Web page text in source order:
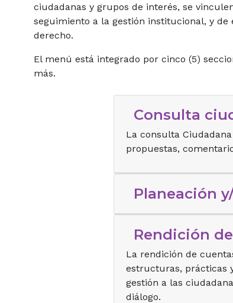
ciudadanas y grupos de interés, se
seguimiento a la gestión institucional, y
derecho.
El menú está integrado por cinco (5)
más.
Consulta
La consulta
propuestas,
Planeación
Rendición
La rendición de
estructuras, prácticas
gestión a las
diálogo.